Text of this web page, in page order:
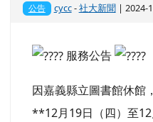
公告 cycc-社大新聞| 2024-
服務公告
因嘉義縣立圖書館休館
**12月19日（四）至